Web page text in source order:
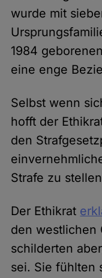
wurde mit
1984
eine enge
Selbst wenn
hofft der
den
Strafe zu
Der Ethikrat
den westlichen
schilderten
sei. Sie fühlten